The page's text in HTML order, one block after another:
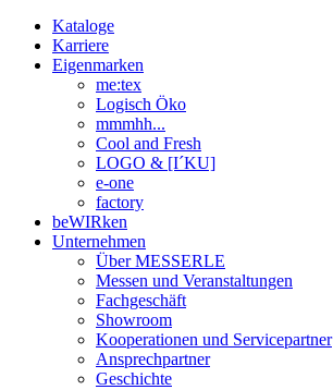
Kataloge
Karriere
Eigenmarken
me:tex
Logisch Öko
mmmhh...
Cool and Fresh
LOGO & [I´KU]
e-one
factory
beWIRken
Unternehmen
Über MESSERLE
Messen und Veranstaltungen
Fachgeschäft
Showroom
Kooperationen und Servicepartner
Ansprechpartner
Geschichte